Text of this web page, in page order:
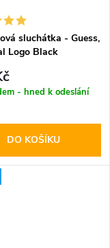
sluchátka - Guess,
Logo Black
- hned k odeslání
DO KOŠÍKU